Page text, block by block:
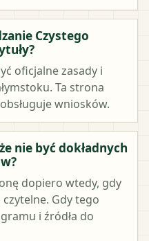
Czystego
oficjalne zasady i
Ta strona
wniosków.
nie być dokładnych
dopiero wtedy, gdy
Gdy tego
i źródła do